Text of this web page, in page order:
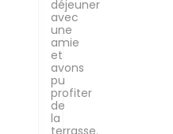
déjeuner
avec
une
amie
et
avons
pu
profiter
de
la
terrasse.